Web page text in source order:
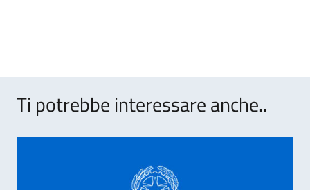
Ti potrebbe interessare anche..